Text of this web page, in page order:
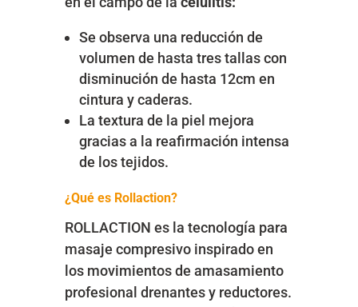
Se observa una reducción de
volumen de hasta tres tallas con
disminución de hasta 12cm en
cintura y caderas.
La textura de la piel mejora
gracias a la reafirmación intensa
de los tejidos.
¿Qué es Rollaction?
ROLLACTION es la tecnología para
masaje compresivo inspirado en
los movimientos de amasamiento
profesional drenantes y reductores.